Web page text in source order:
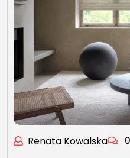
Renata Kowalska